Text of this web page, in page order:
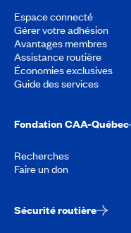
Espace connecté
Gérer votre adhésion
Avantages membres
Assistance routière
Économies exclusives
Guide des services
Fondation CAA-Québec
Recherches
Faire un don
Sécurité routière